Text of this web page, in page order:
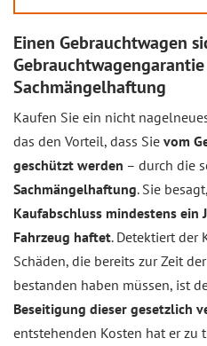
Einen Gebrauchtwagen
Sachmängelhaftung
Kaufen Sie ein nicht
das den Vorteil, dass Sie vom
geschützt werden – durch die
Sachmängelhaftung. Sie
Kaufabschluss mindestens ein
Fahrzeug haftet. Detektiert der
Schäden, die bereits zur Zeit
bestanden haben müssen, ist
Beseitigung dieser gesetzlich
entstehenden Kosten hat er zu